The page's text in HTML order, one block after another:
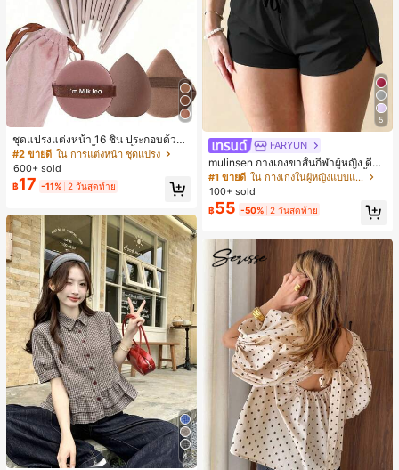
ชุดแปรงแต่งหน้า 16 ชิ้น ประกอบด้วยแ
ปรงแต่งหน้า 13 ชิ้น, ฟองน้ำแต่งหน้ารู
ปหยดน้ำ 1 ชิ้น, แปรงแป้งรองพื้นกลม 1
ชิ้น และฟองน้ำแต่งหน้ารูปสามเหลี่ยม
1 ชิ้น - ชุดคลาสสิก ทำจากขนสังเคราะ
หญิงและเด็กผู้หญิง เหมาะสำหรับฤดูใบ
ไม้ร่วงและฤดูหนาว
#2 ขายดี ใน การแต่งหน้า ชุดแปรง
600+ sold
฿17 -11% 2 วันสุดท้าย
4
5
FARYUN
mulinsen กางเกงขาสั้นกีฬาผู้หญิง ดีไซ
น์ปลายเปิด เอวยืดหยุ่น กางเกงขาสั้น
ลำลองกีฬาฤดูร้อน ความยาว 3/4
#1 ขายดี
ใน กางเกงในผู้หญิงแบบแอคทีฟ
100+ sold
฿55 -50% 2 วันสุดท้าย